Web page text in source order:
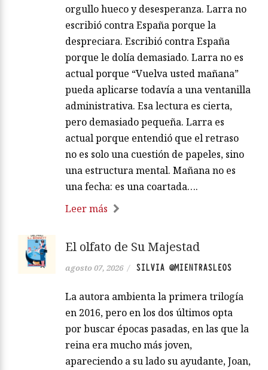
orgullo hueco y desesperanza. Larra no
escribió contra España porque la
despreciara. Escribió contra España
porque le dolía demasiado. Larra no es
actual porque “Vuelva usted mañana”
pueda aplicarse todavía a una ventanilla
administrativa. Esa lectura es cierta,
pero demasiado pequeña. Larra es
actual porque entendió que el retraso
no es solo una cuestión de papeles, sino
una estructura mental. Mañana no es
una fecha: es una coartada….
Leer más
El olfato de Su Majestad
agosto 07, 2026 / SILVIA @MIENTRASLEOS
La autora ambienta la primera trilogía
en 2016, pero en los dos últimos opta
por buscar épocas pasadas, en las que la
reina era mucho más joven,
apareciendo a su lado su ayudante, Joan,